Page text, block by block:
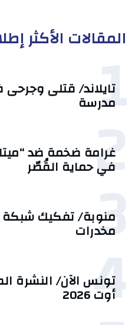
المقالات الأكثر
1
تايلاند/ قتلى
مدرسة
2
غرامة ضخمة ضد
في حماية القُصّر
3
منوبة/ تفكيك شبكة
مخدرات
4
أوت 2026